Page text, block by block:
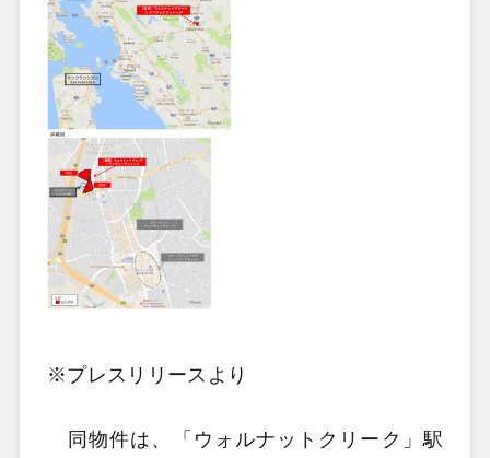
※プレスリリースより
同物件は、「ウォルナットクリーク」駅